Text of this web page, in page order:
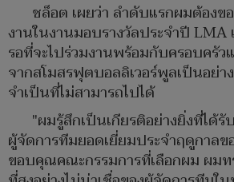
ชล็อต เผยว่า ลำดับแรกผมต้องข
งานในงานมอบรางวัลประจำปี
รอที่จะไปร่วมงานพร้อมกับครอบครัว
จากสโมสรฟุตบอลลิเวอร์พูลเป็นอย่า
จำเป็นที่ไม่สามารถไปได้
"ผมรู้สึกเป็นเกียรติอย่างยิ่งที่ได้รั
ผู้จัดการทีมยอดเยี่ยมประจำฤดูกาล
ขอบคุณคณะกรรมการที่เลือกผม ผม